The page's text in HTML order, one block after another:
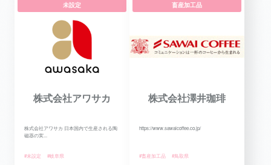
未設定
株式会社アワサカ
株式会社アワサカ 日本国内で生産される陶
磁器の実...
#未設定 #岐阜県
畜産加工品
株式会社澤井珈琲
https://www.sawaicoffee.co.jp/
#畜産加工品 #鳥取県